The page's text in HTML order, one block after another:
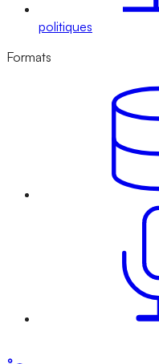
politiques
Formats